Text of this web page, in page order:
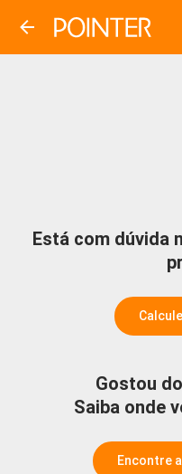
Está com dúvida
Gostou
Saiba onde
Encontre